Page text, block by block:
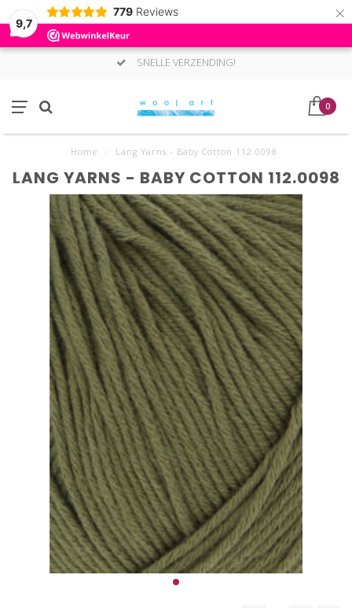
9,7
779 Reviews ×
SNELLE VERZENDING!
0
Home Lang Yarns - Baby Cotton 112.0098
LANG YARNS - BABY COTTON 112.0098